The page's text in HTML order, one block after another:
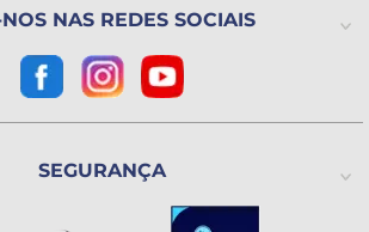
CEP: 09220-611
Como chegar?
CNPJ: 07.003.260/0001-60
NAS REDES SOCIAIS
SEGURANÇA